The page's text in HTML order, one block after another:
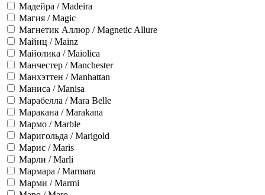
Мадейра / Madeira
Магия / Magic
Магнетик Аллюр / Magnetic Allure
Майнц / Mainz
Майолика / Maiolica
Манчестер / Manchester
Манхэттен / Manhattan
Маниса / Manisa
Марабелла / Mara Belle
Маракана / Marakana
Мармо / Marble
Маригольда / Marigold
Марис / Maris
Марли / Marli
Мармара / Marmara
Марми / Marmi